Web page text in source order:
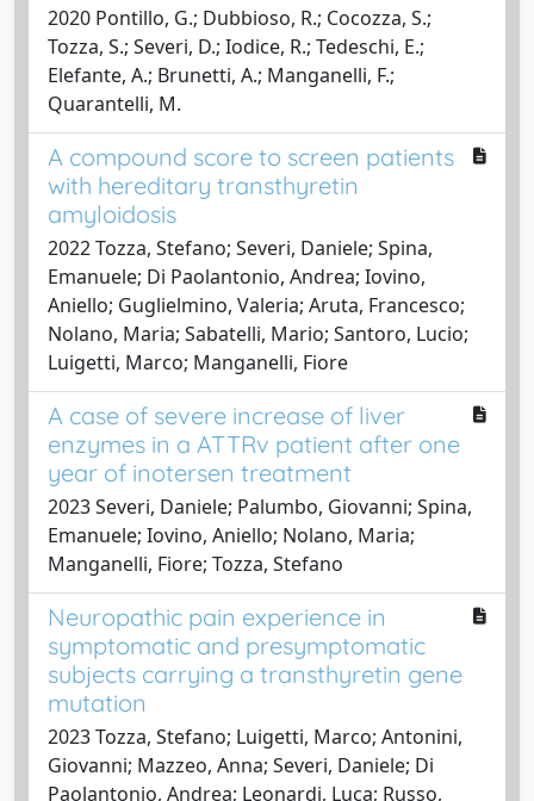
2020 Pontillo, G.; Dubbioso, R.; Cocozza, S.;
Tozza, S.; Severi, D.; Iodice, R.; Tedeschi, E.;
Elefante, A.; Brunetti, A.; Manganelli, F.;
Quarantelli, M.
A compound score to screen patients
with hereditary transthyretin
amyloidosis
2022 Tozza, Stefano; Severi, Daniele; Spina,
Emanuele; Di Paolantonio, Andrea; Iovino,
Aniello; Guglielmino, Valeria; Aruta, Francesco;
Nolano, Maria; Sabatelli, Mario; Santoro, Lucio;
Luigetti, Marco; Manganelli, Fiore
A case of severe increase of liver
enzymes in a ATTRv patient after one
year of inotersen treatment
2023 Severi, Daniele; Palumbo, Giovanni; Spina,
Emanuele; Iovino, Aniello; Nolano, Maria;
Manganelli, Fiore; Tozza, Stefano
Neuropathic pain experience in
symptomatic and presymptomatic
subjects carrying a transthyretin gene
mutation
2023 Tozza, Stefano; Luigetti, Marco; Antonini,
Giovanni; Mazzeo, Anna; Severi, Daniele; Di
Paolantonio, Andrea; Leonardi, Luca; Russo,